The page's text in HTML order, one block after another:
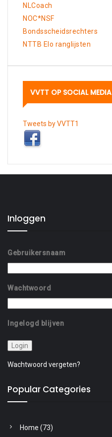
NLCoach
NOC*NSF
Bondsscheidsrechters
NTTB Elo ranglijsten
VVTT OP SOCIAL MEDIA
Tweets by VVTT1
Inloggen
Gebruikersnaam
Wachtwoord
Ingelogd blijven
Wachtwoord vergeten?
Popular Categories
Home (73)